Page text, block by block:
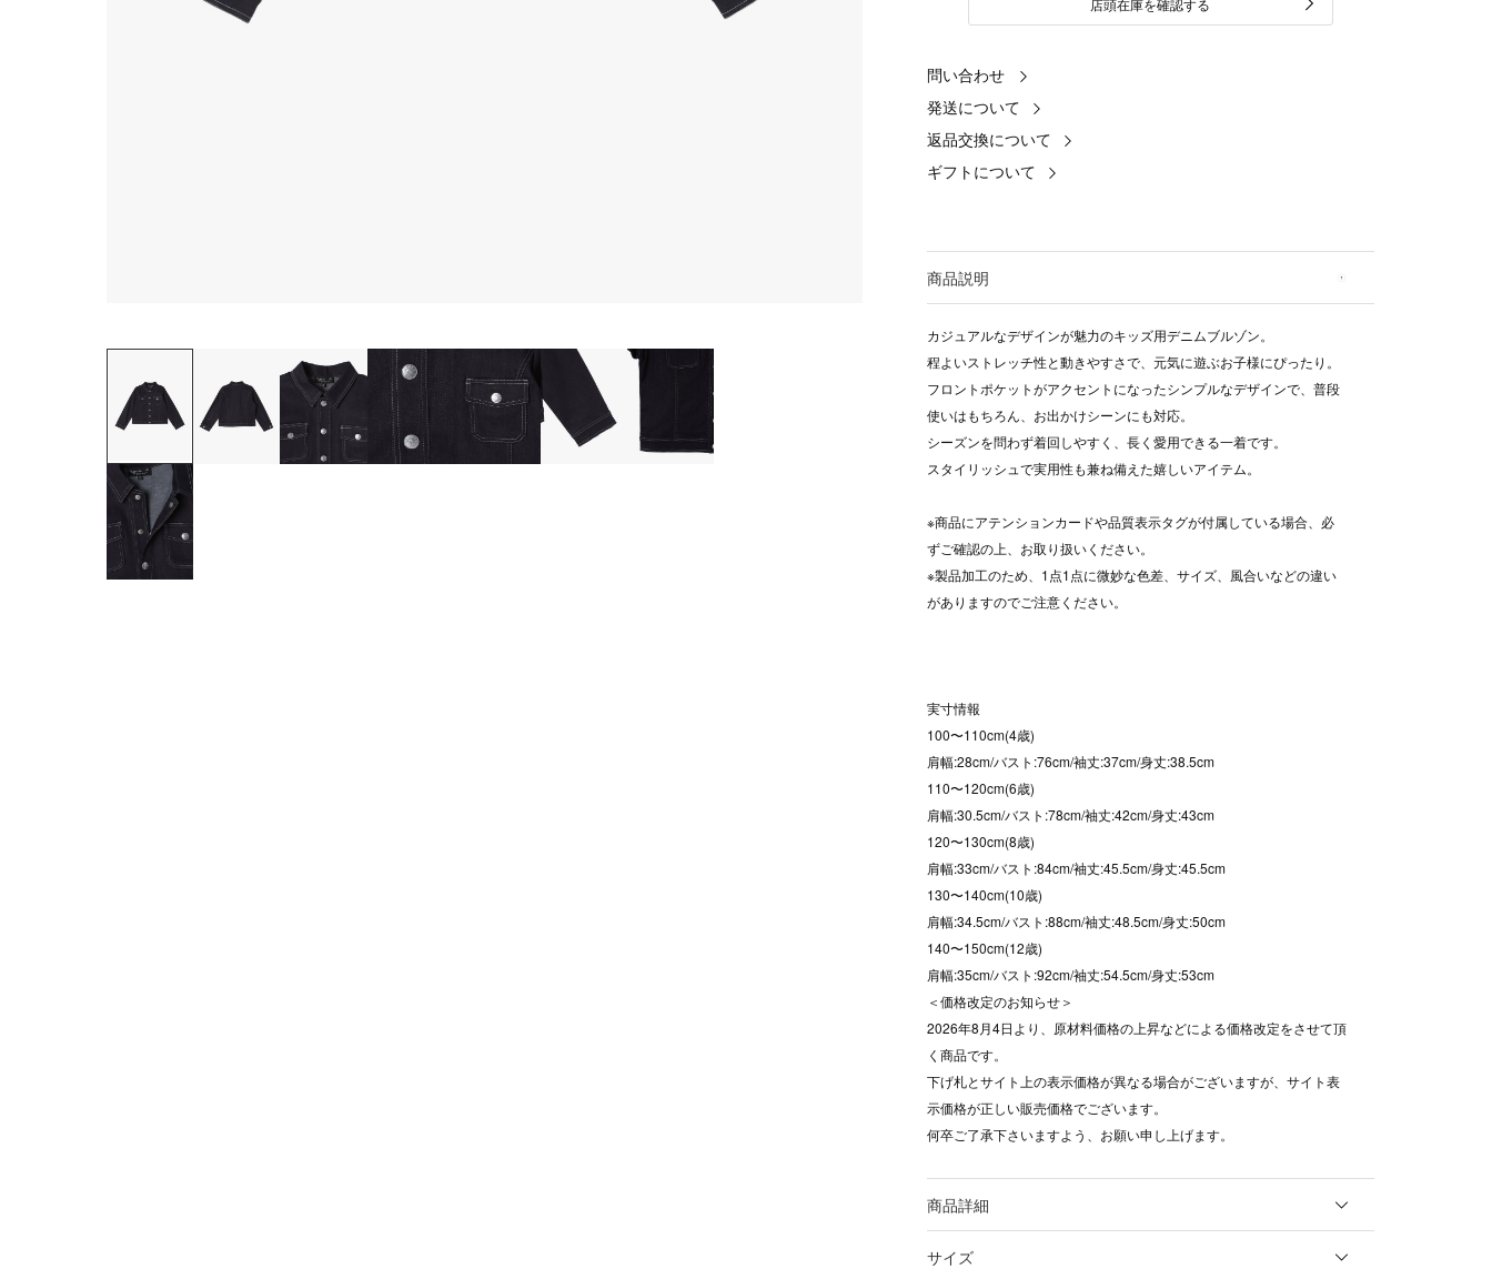
店頭在庫を確認する
問い合わせ
発送について
返品交換について
ギフトについて
商品説明
カジュアルなデザインが魅力のキッズ用デニムブルゾン。
程よいストレッチ性と動きやすさで、元気に遊ぶお子様にぴったり。
フロントポケットがアクセントになったシンプルなデザインで、普段
使いはもちろん、お出かけシーンにも対応。
シーズンを問わず着回しやすく、長く愛用できる一着です。
スタイリッシュで実用性も兼ね備えた嬉しいアイテム。
※商品にアテンションカードや品質表示タグが付属している場合、必
ずご確認の上、お取り扱いください。
※製品加工のため、1点1点に微妙な色差、サイズ、風合いなどの違い
がありますのでご注意ください。
実寸情報
100〜110cm(4歳)
肩幅:28cm/バスト:76cm/袖丈:37cm/身丈:38.5cm
110〜120cm(6歳)
肩幅:30.5cm/バスト:78cm/袖丈:42cm/身丈:43cm
120〜130cm(8歳)
肩幅:33cm/バスト:84cm/袖丈:45.5cm/身丈:45.5cm
130〜140cm(10歳)
肩幅:34.5cm/バスト:88cm/袖丈:48.5cm/身丈:50cm
140〜150cm(12歳)
肩幅:35cm/バスト:92cm/袖丈:54.5cm/身丈:53cm
＜価格改定のお知らせ＞
2026年8月4日より、原材料価格の上昇などによる価格改定をさせて頂
く商品です。
下げ札とサイト上の表示価格が異なる場合がございますが、サイト表
示価格が正しい販売価格でございます。
何卒ご了承下さいますよう、お願い申し上げます。
商品詳細
サイズ